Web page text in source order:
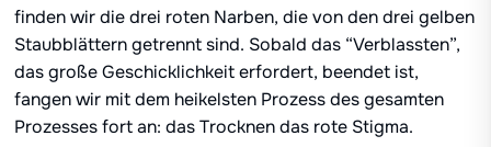
finden wir die drei roten Narben, die von den drei gelben
Staubblättern getrennt sind. Sobald das “Verblassten”,
das große Geschicklichkeit erfordert, beendet ist,
fangen wir mit dem heikelsten Prozess des gesamten
Prozesses fort an: das Trocknen das rote Stigma.